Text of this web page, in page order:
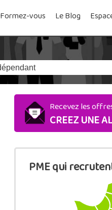
Formez-vous Le Blog
Recevez les
CREEZ UNE
PME qui